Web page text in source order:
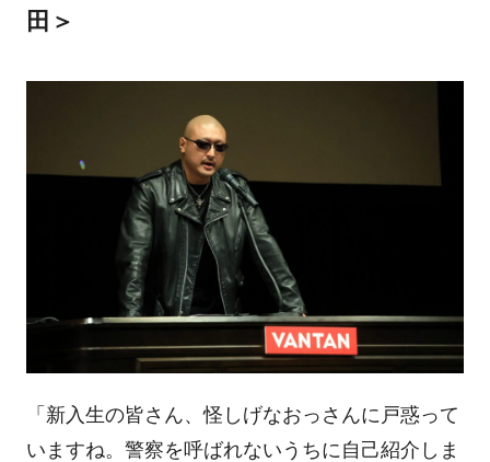
田＞
「新入生の皆さん、怪しげなおっさんに戸惑って
いますね。警察を呼ばれないうちに自己紹介しま